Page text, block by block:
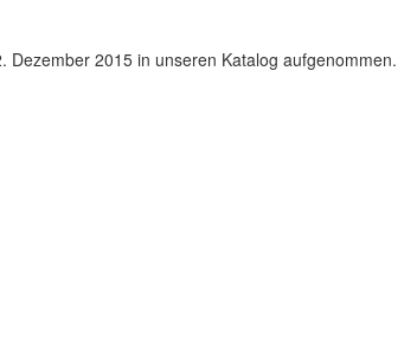
Dezember 2015 in unseren Katalog aufgenommen.